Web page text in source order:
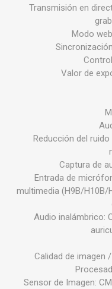
Transmisión en
Modo
Valor de
Reducción del
Captura de
Entrada de
multimedia (H9B/
Audio inalámbrico:
Calidad de imagen
Sensor de Imagen: